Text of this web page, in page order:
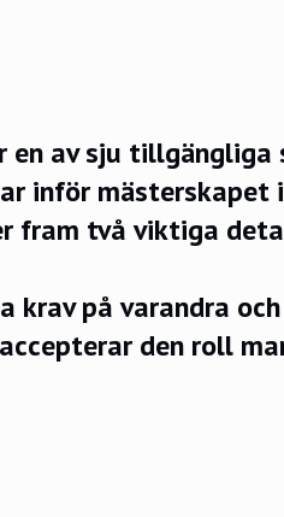
en av sju
inför mästerskapet
fram två viktiga
krav på varandra
den roll